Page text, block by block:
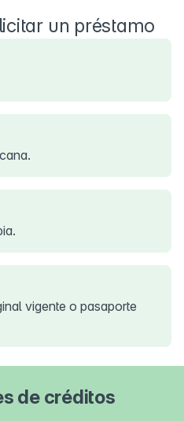
un préstamo
vigente o pasaporte
de créditos